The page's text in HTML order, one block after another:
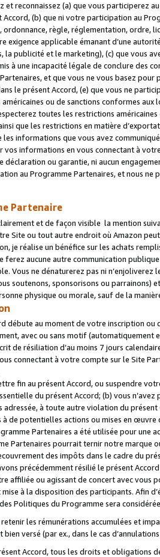
et reconnaissez (a) que vous participerez
(b) que ni votre participation au
ordonnance, règle, réglementation, ordre,
exigence applicable émanant d’une
la publicité et le marketing), (c) que vous
à une incapacité légale de conclure des
et que vous ne vous basez
le présent Accord, (e) que vous ne
ou de sanctions conformes
toutes les restrictions
que les restrictions en matière
informations que vous avez
vos informations en vous connectant à
déclaration ou garantie, ni aucun
au Programme Partenaires, et nous
Partenaire
et de façon visible la mention
Site ou tout autre endroit où Amazon
je réalise un bénéfice sur les achats
ferez aucune autre communication
Vous ne dénaturerez pas ni
soutenons, sponsorisons ou parrainons)
physique ou morale, sauf de la
débute au moment de votre inscription
avec ou sans motif (automatiquement
de résiliation d’au moins 7 jours
connectant à votre compte sur le Site
fin au présent Accord, ou suspendre
du présent Accord; (b) vous
adressée, à toute autre violation du
de potentielles actions ou mises en
Partenaires a été utilisée pour une
Partenaires pourrait ternir notre marque
des impôts dans le cadre du
précédemment résilié le présent
affiliée ou agissant de concert avec vous
à la disposition des participants. Afin
Politiques du Programme sera
retenir les rémunérations accumulées et
versé (par ex., dans le cas
Accord, tous les droits et obligations